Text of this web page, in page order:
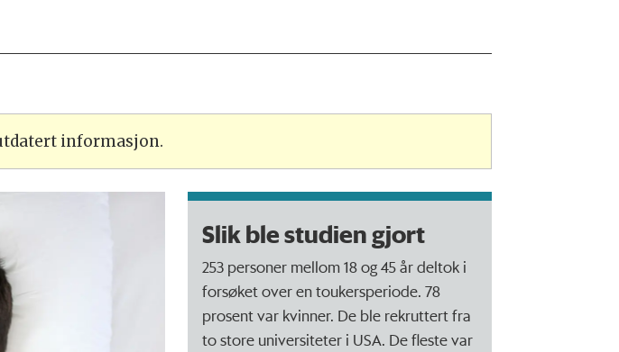
informasjon.
Slik ble studien gjort
253 personer mellom 18 og 45 år deltok i
forsøket over en toukersperiode. 78
prosent var kvinner. De ble rekruttert fra
to store universiteter i USA. De fleste var